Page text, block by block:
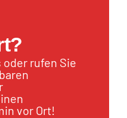
rufen Sie
vor Ort!